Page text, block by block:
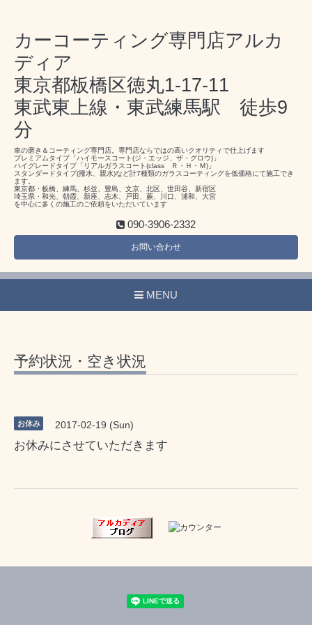
カーコーティング専門店アルカ
ディア
東京都板橋区徳丸1-17-11
東武東上線・東武練馬駅 徒歩9
分
車の磨き＆コーティング専門店。専門店ならではの高いクオリティで仕上げます
プレミアムタイプ「ハイモースコート(ジ・エッジ、ザ・グロウ)」
ハイグレードタイプ「リアルガラスコート(class Ｒ・Ｈ・Ｍ)」
スタンダードタイプ(撥水、親水)など計7種類のガラスコーティングを低価格にて施工でき
ます。
東京都・板橋、練馬、杉並、豊島、文京、北区、世田谷、新宿区
埼玉県・和光、朝霞、新座、志木、戸田、蕨、川口、浦和、大宮
を中心に多くの施工のご依頼をいただいています
090-3906-2332
お問い合わせ
MENU
予約状況・空き状況
お休み 2017-02-19 (Sun)
お休みにさせていただきます